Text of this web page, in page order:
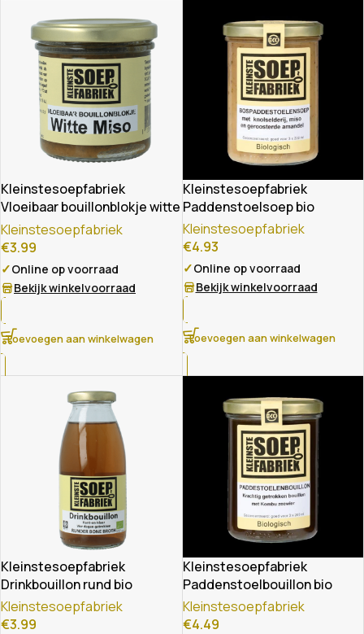
Kleinstesoepfabriek
Vloeibaar bouillonblokje witte
miso
Kleinstesoepfabriek
€3.99
✓Online op voorraad
Bekijk winkelvoorraad
Toevoegen aan winkelwagen
Kleinstesoepfabriek
Paddenstoelsoep bio
Kleinstesoepfabriek
€4.93
✓Online op voorraad
Bekijk winkelvoorraad
Toevoegen aan winkelwagen
Kleinstesoepfabriek
Drinkbouillon rund bio
Kleinstesoepfabriek
€3.99
Kleinstesoepfabriek
Paddenstoelbouillon bio
Kleinstesoepfabriek
€4.49